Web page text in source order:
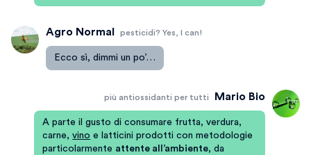
Agro Normal pesticidi? Yes, I can!
Ecco sì, dimmi un po’…
Mario Bio
più antiossidanti per tutti
A parte il gusto di consumare frutta, verdura,
carne,vino e latticini prodotti con metodologie
particolarmente attente all’ambiente, da